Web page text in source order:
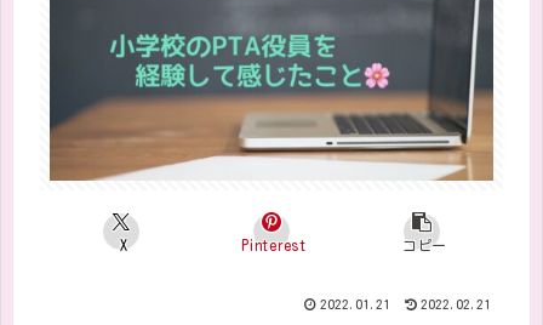
X Pinterest コピー
2022.01.21 2022.02.21